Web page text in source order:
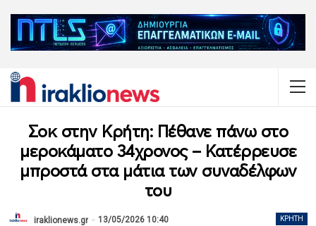
Σοκ στην Κρήτη: Πέθανε πάνω στο
μεροκάματο 34χρονος – Κατέρρευσε
μπροστά στα μάτια των συναδέλφων
του
ΚΡΉΤΗ
iraklionews.gr 13/05/2026 10:40